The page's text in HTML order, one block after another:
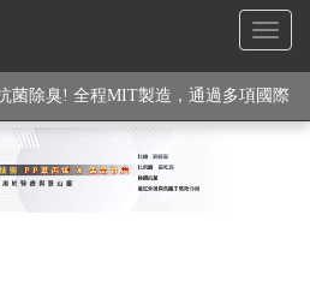
Toggle
材), 機能貼身衣物No. 1
菌除臭! 全程MIT製造，通過多項國際
檢驗
效PP能量護膝! 支撐. 包覆感. 超透氣.